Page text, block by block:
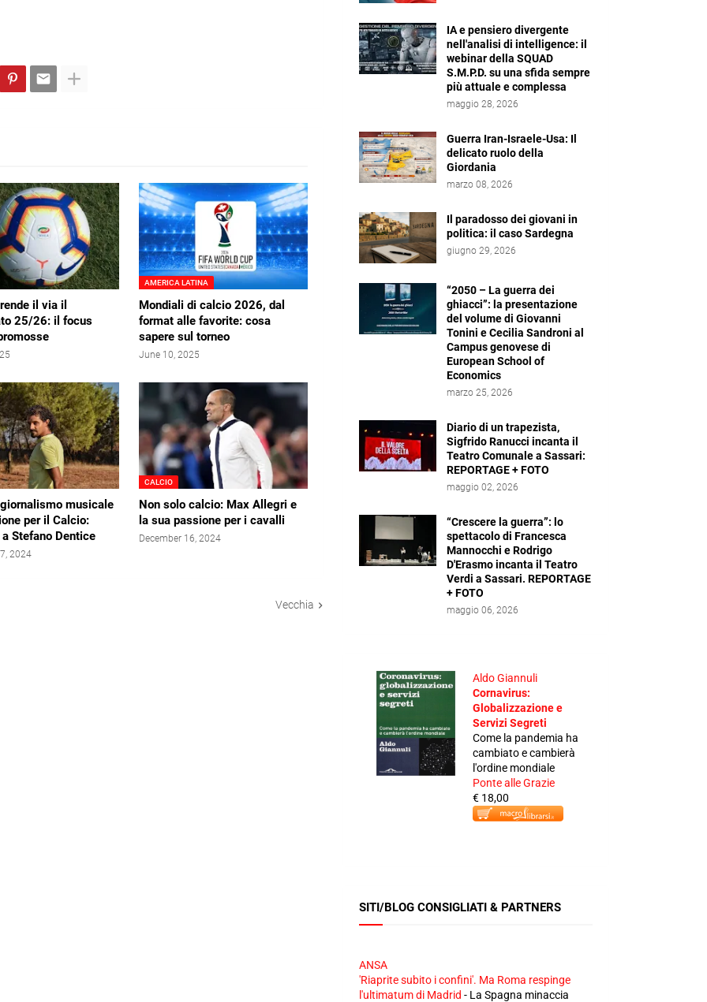
il via il
25/26: il focus
AMERICA LATINA
Mondiali di calcio 2026, dal
format alle favorite: cosa
sapere sul torneo
June 10, 2025
musicale
per il Calcio:
Stefano Dentice
2024
CALCIO
Non solo calcio: Max Allegri e
la sua passione per i cavalli
December 16, 2024
Vecchia
IA e pensiero divergente
nell'analisi di intelligence: il
webinar della SQUAD
S.M.P.D. su una sfida sempre
più attuale e complessa
maggio 28, 2026
Guerra Iran-Israele-Usa: Il
delicato ruolo della
Giordania
marzo 08, 2026
Il paradosso dei giovani in
politica: il caso Sardegna
giugno 29, 2026
“2050 – La guerra dei
ghiacci”: la presentazione
del volume di Giovanni
Tonini e Cecilia Sandroni al
Campus genovese di
European School of
Economics
marzo 25, 2026
Diario di un trapezista,
Sigfrido Ranucci incanta il
Teatro Comunale a Sassari:
REPORTAGE + FOTO
maggio 02, 2026
“Crescere la guerra”: lo
spettacolo di Francesca
Mannocchi e Rodrigo
D'Erasmo incanta il Teatro
Verdi a Sassari. REPORTAGE
+ FOTO
maggio 06, 2026
Aldo Giannuli
Cornavirus:
Globalizzazione e
Servizi Segreti
Come la pandemia ha
cambiato e cambierà
l'ordine mondiale
Ponte alle Grazie
€ 18,00
SITI/BLOG CONSIGLIATI & PARTNERS
ANSA
'Riaprite subito i confini'. Ma Roma respinge
l'ultimatum di Madrid - La Spagna minaccia